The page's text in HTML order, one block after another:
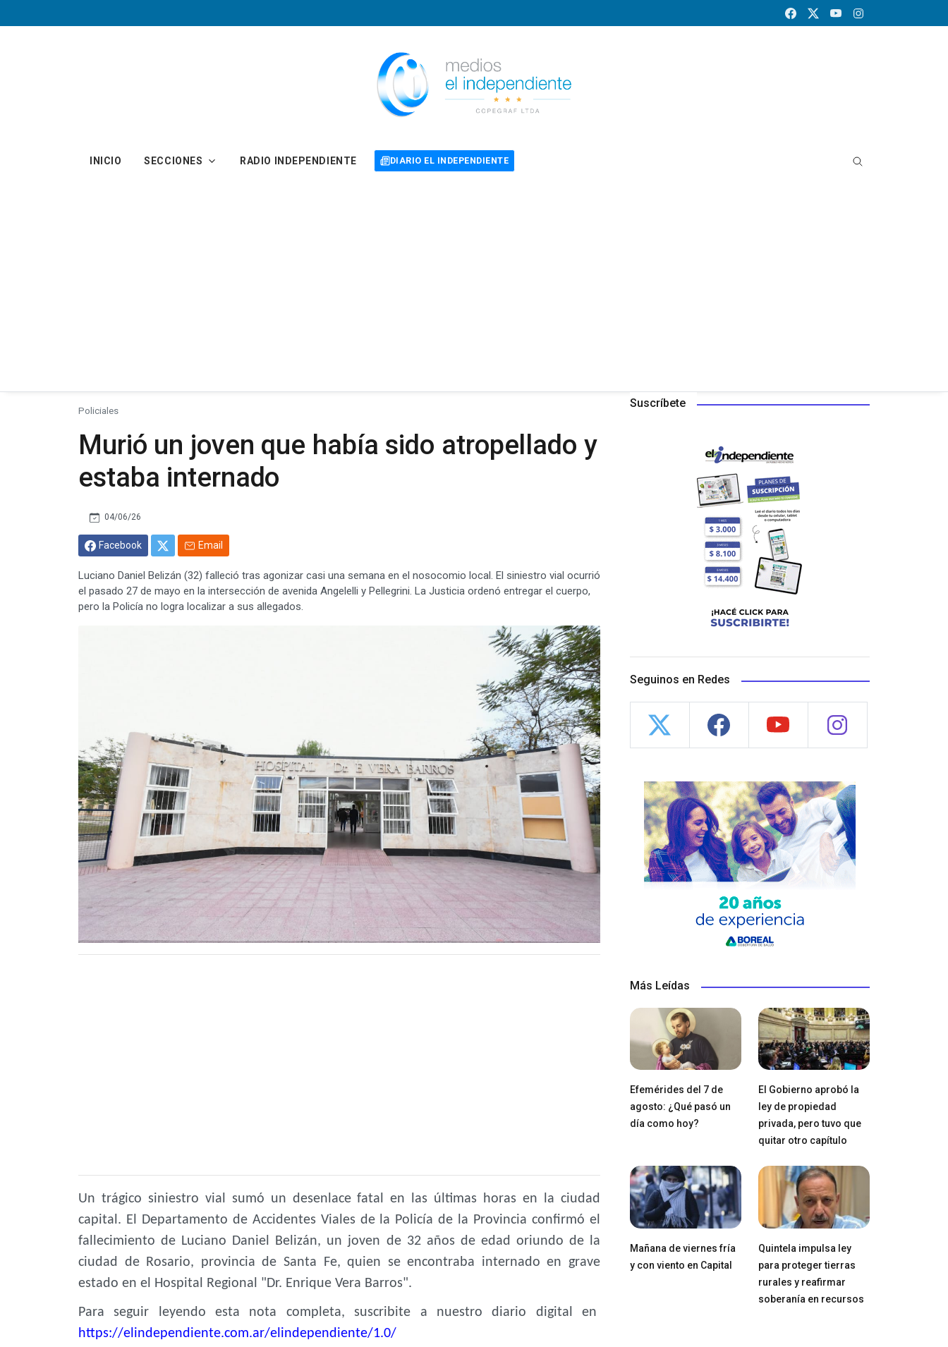
INICIO SECCIONES RADIO INDEPENDIENTE DIARIO EL INDEPENDIENTE
Policiales
Murió un joven que había sido atropellado y
estaba internado
04/06/26
Facebook Email
Luciano Daniel Belizán (32) falleció tras agonizar casi una semana en el nosocomio local. El siniestro vial ocurrió
el pasado 27 de mayo en la intersección de avenida Angelelli y Pellegrini. La Justicia ordenó entregar el cuerpo,
pero la Policía no logra localizar a sus allegados.
Un trágico siniestro vial sumó un desenlace fatal en las últimas horas en la ciudad
capital. El Departamento de Accidentes Viales de la Policía de la Provincia confirmó el
fallecimiento de Luciano Daniel Belizán, un joven de 32 años de edad oriundo de la
ciudad de Rosario, provincia de Santa Fe, quien se encontraba internado en grave
estado en el Hospital Regional "Dr. Enrique Vera Barros".
Para seguir leyendo esta nota completa, suscribite a nuestro diario digital en
https://elindependiente.com.ar/elindependiente/1.0/
Suscríbete
Seguinos en Redes
Más Leídas
Efemérides del 7 de
agosto: ¿Qué pasó un
día como hoy?
El Gobierno aprobó la
ley de propiedad
privada, pero tuvo que
quitar otro capítulo
Mañana de viernes fría
y con viento en Capital
Quintela impulsa ley
para proteger tierras
rurales y reafirmar
soberanía en recursos